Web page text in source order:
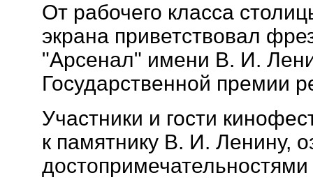
От рабочего класса
экрана приветствовал
"Арсенал" имени В. И.
Государственной премии
Участники и гости
к памятнику В. И. Ленину,
достопримечательностями